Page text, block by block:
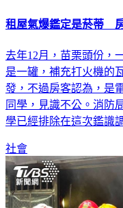
租屋氣爆鑑定是菸蒂
去年12月，苗栗頭份，
是一罐，補充打火機的
發，不過房客認為，是
同學，見識不公。消防
學已經排除在這次鑑識
社會